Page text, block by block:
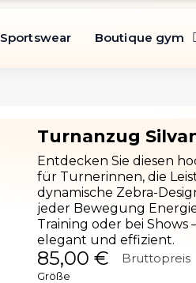
Sportswear Boutique gym
Entdecken Sie diesen
für Turnerinnen, die
dynamische Zebra-
jeder Bewegung
Training oder bei
elegant und effizient.
85,00 € Bruttopreis
Größe